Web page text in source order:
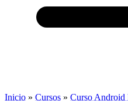
Inicio » Cursos » Curso Android